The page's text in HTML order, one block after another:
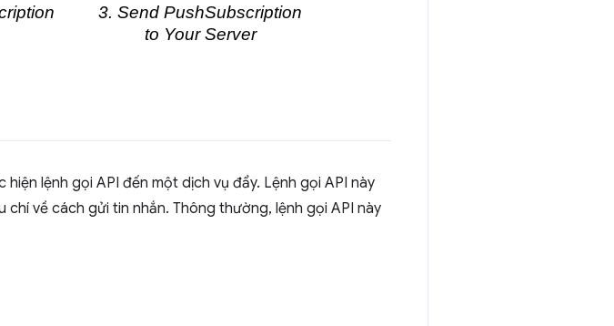
lệnh gọi API đến một dịch vụ đẩy. Lệnh gọi API này
về cách gửi tin nhắn. Thông thường, lệnh gọi API này